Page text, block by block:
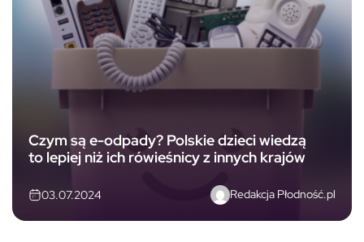
Czym są e-odpady? Polskie dzieci wiedzą
to lepiej niż ich rówieśnicy z innych krajów
03.07.2024 Redakcja Płodność.pl